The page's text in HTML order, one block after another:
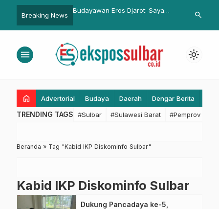
Breaking News
Langkah Turunkan
Budayawan Eros Djarot: Saya
Punya Nyali
Ridwan
Baru di
search
menu light_mode
home Advertorial Budaya Daerah Dengar Berita
TRENDING TAGS #Sulbar #Sulawesi Barat #Pemprov
Beranda » Tag "Kabid IKP Diskominfo Sulbar"
Kabid IKP Diskominfo Sulbar
Dukung Pancadaya ke-5,